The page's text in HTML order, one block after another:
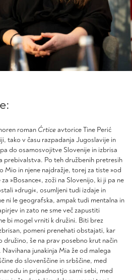
roman Ćrticeavtorice Tine Perić
tako v času razpadanja Jugoslavije in
do osamosvojitve Slovenije in izbrisa
prebivalstva. Po teh družbenih pretresih
Mio in njene najdražje, torej za tiste »od
»Bosance«, zoži na Slovenijo, ki ji pa ne
»drugi«, osumljeni tudi izdaje in
ni le geografska, ampak tudi mentalna in
in zato ne sme več zapustiti
bi mogel vrniti k družini. Biti brez
pomeni prenehati obstajati, kar
družino, še na prav posebno krut način
junakinja Mia že od malega
do slovenščine in srbščine, med
in pripadnostjo sami sebi, med